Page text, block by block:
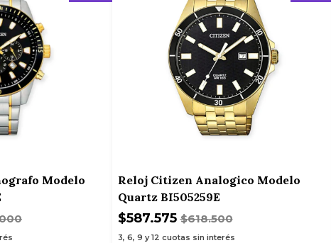
Modelo
Reloj Citizen Analogico Modelo
Quartz BI505259E
$587.575$618.500
3, 6, 9 y 12 cuotas sin interés